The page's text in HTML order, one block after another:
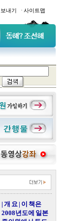
내기 · 사이트맵
| 개 요 | 이 책은
2008년도에 일본